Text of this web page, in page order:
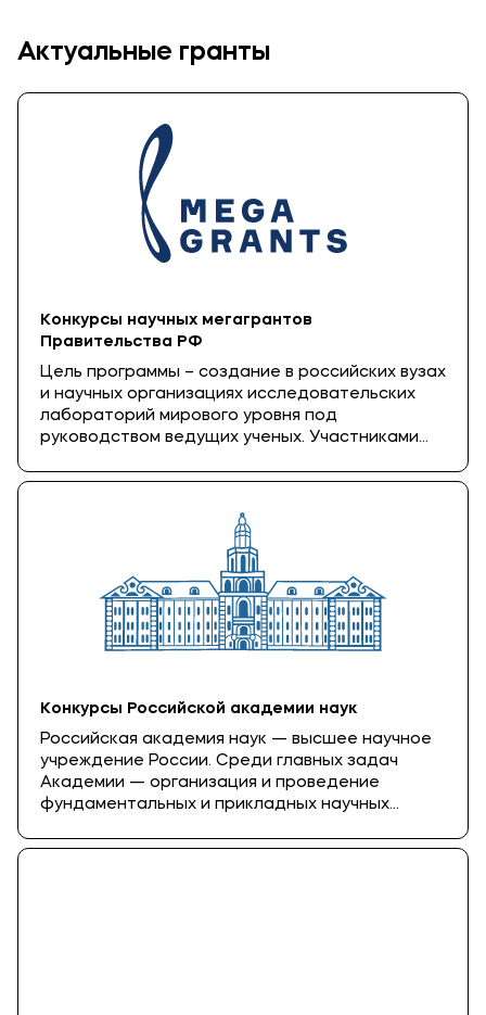
Актуальные гранты
Конкурсы научных мегагрантов
Правительства РФ
Цель программы – создание в российских вузах
и научных организациях исследовательских
лабораторий мирового уровня под
руководством ведущих ученых. Участниками
научные организации совместно с
учёными, занимающими лидирующие позиции в
определённой области наук.
Конкурсы Российской академии наук
Российская академия наук — высшее научное
учреждение России. Среди главных задач
Академии — организация и проведение
фундаментальных и прикладных научных
технических, гуманитарных и общественных